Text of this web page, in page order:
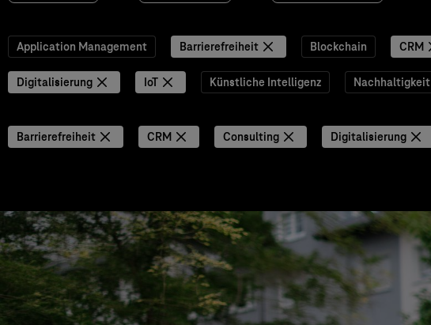
Application Management Barrierefreiheit Blockchain CRM
Digitalisierung IoT Künstliche Intelligenz Nachhaltigkeit
Barrierefreiheit CRM Consulting Digitalisierung